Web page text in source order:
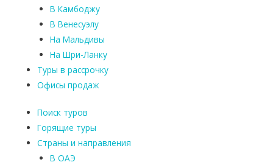
В Камбоджу
В Венесуэлу
На Мальдивы
На Шри-Ланку
Туры в рассрочку
Офисы продаж
Поиск туров
Горящие туры
Страны и направления
В ОАЭ